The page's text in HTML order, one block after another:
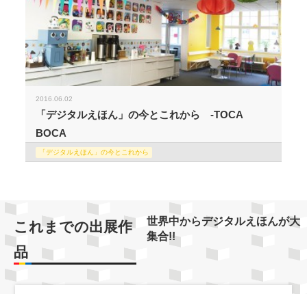
2016.06.02
「デジタルえほん」の今とこれから -TOCA
BOCA
「デジタルえほん」の今とこれから
これまでの出展作
品
世界中からデジタルえほんが大
集合!!